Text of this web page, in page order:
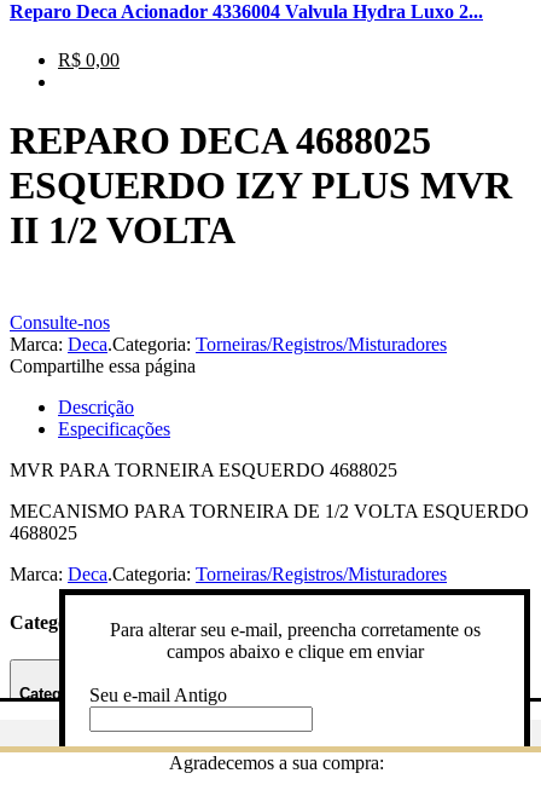
Gostaria de ser avisado quando o produto estiver em estoque?
campos abaixo com seu nome e e-mail e clique em enviar!
Reparo Deca Acionador 4336004 Valvula Hydra Luxo 2...
R$ 0,00
REPARO DECA 4688025
ESQUERDO IZY PLUS MVR
II 1/2 VOLTA
Consulte-nos
Marca: Deca.Categoria: Torneiras/Registros/Misturadores
Compartilhe essa página
Descrição
Especificações
MVR PARA TORNEIRA ESQUERDO 4688025
MECANISMO PARA TORNEIRA DE 1/2 VOLTA ESQUERDO
4688025
Marca: Deca.Categoria: Torneiras/Registros/Misturadores
Categorias
Categorias
Básicos Residenciais
Registro Pressão e Gaveta
Para alterar seu e-mail, preencha corretamente os
campos abaixo e clique em enviar
Seu e-mail Antigo
Digite novo e-mailAgradecemos a sua compra: